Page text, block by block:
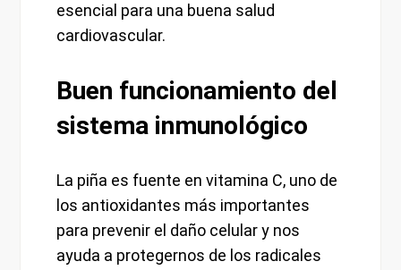
esencial para una buena salud
cardiovascular.
Buen funcionamiento del
sistema inmunológico
La piña es fuente en vitamina C, uno de
los antioxidantes más importantes
para prevenir el daño celular y nos
ayuda a protegernos de los radicales